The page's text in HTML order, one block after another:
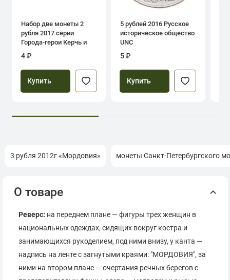
Набор две монеты 2
рубля 2017 серии
Города-герои Керчь и
4 ₽
Купить
5 рублей 2016 Русское
историческое общество
UNC
5 ₽
Купить
3 рубля 2012г «Мордовия» монеты Санкт-Петербургского
О товаре
Реверс: на переднем плане — фигуры трех женщин в
национальных одеждах, сидящих вокруг костра и
занимающихся рукоделием, под ними внизу, у канта —
надпись на ленте с загнутыми краями: "МОРДОВИЯ", за
ними на втором плане — очертания речных берегов с